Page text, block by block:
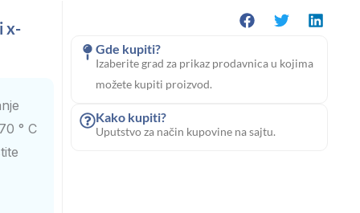
x-
° C
Gde kupiti?
Izaberite grad za prikaz prodavnica u kojima
možete kupiti proizvod.
Kako kupiti?
Uputstvo za način kupovine na sajtu.